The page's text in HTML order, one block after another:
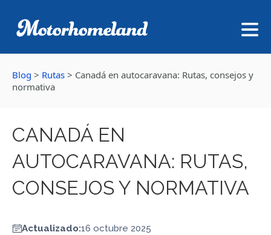
Blog > Rutas > Canadá en autocaravana: Rutas, consejos y
normativa
CANADÁ EN
AUTOCARAVANA: RUTAS,
CONSEJOS Y NORMATIVA
Actualizado:16 octubre 2025